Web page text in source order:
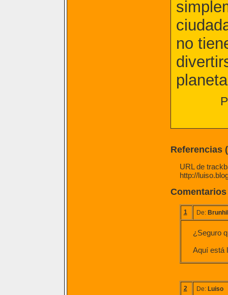
no
Referencias
URL de
http://
Comentarios
1 De:
¿Seguro
Aquí está
2 De: Luiso